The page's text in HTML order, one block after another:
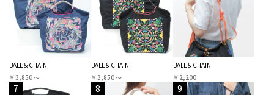
BALL＆CHAIN
￥3,850 〜
BALL＆CHAIN
￥3,850 〜
BALL＆CHAIN
￥2,200
7 8 9